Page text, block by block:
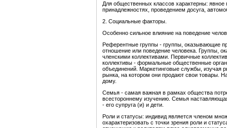
Для общественных классов характерны:
принадлежностях, проведением досуга,
2. Социальные факторы.
Особенно сильное влияние на поведение
Референтные группы - группы, оказывающие
отношение или поведение человека. Группы,
членскими коллективами. Первичные
коллективы - формальные общественные
объединений. Маркетинговые службы, изучая
рынка, на котором они продают свои товары.
дому.
Семья - самая важная в рамках общества
всестороннему изучению. Семья
- его супруга (и) и дети.
Роли и статусы: индивид является членом
охарактеризовать с точки зрения роли и